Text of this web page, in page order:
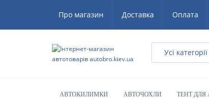
Про магазин Доставка Оплата
Усі категорії
АВТОКИЛИМКИ АВТОЧОХЛИ ТЕНТ ДЛЯ